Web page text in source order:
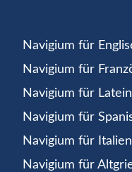
Navigium für
Navigium für
Navigium für Latein
Navigium für
Navigium für
Navigium für